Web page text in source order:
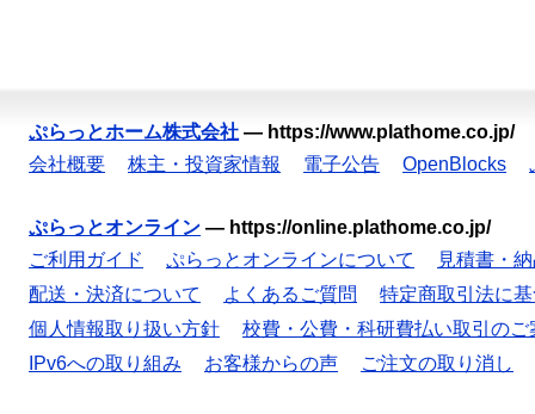
ぷらっとホーム株式会社 — https://www.plathome.co.jp/
会社概要
株主・投資家情報 電子公告 OpenBlocks
ぷらっとオンライン — https://online.plathome.co.jp/
ご利用ガイド
ぷらっとオンラインについて
見積書・
配送・決済について
よくあるご質問
特定商取引法に
個人情報取り扱い方針
校費・公費・科研費払い取引のご
IPv6への取り組み
お客様からの声 ご注文の取り消し